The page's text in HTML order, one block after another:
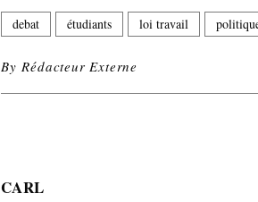
debat étudiants loi travail
ByRédacteur Externe
CARL